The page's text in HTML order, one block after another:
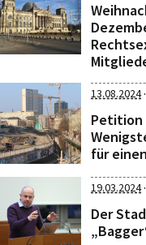
13.08.2024·
Petition
für
19.03.2024·
Der